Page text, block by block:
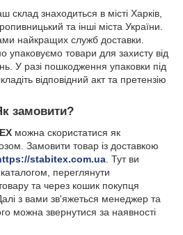
знаходиться в місті Харків,
та інші міста України.
найкращих служб доставки.
упаковуємо товари для захисту від
У разі пошкодження упаковки під
відповідний акт та претензію
замовити?
можна скористатися як
Замовити товар із доставкою
stabitex.com.ua . Тут ви
переглянути
та через кошик покупця
з вами зв'яжеться менеджер та
можна звернутися за наявності